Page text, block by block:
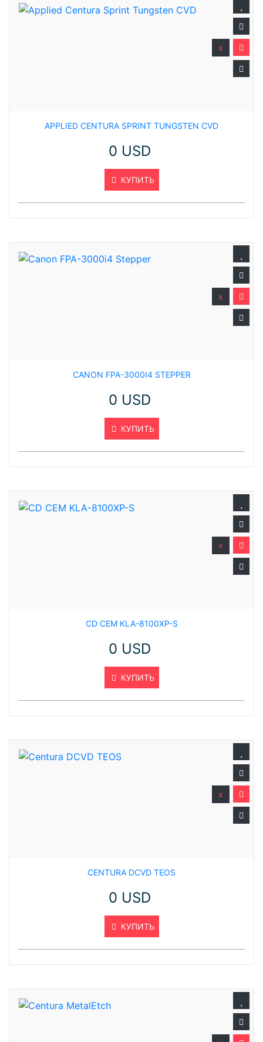
APPLIED CENTURA SPRINT TUNGSTEN CVD
0 USD
КУПИТЬ
x
CANON FPA-3000I4 STEPPER
0 USD
КУПИТЬ
x
CD CEM KLA-8100XP-S
0 USD
КУПИТЬ
x
CENTURA DCVD TEOS
0 USD
КУПИТЬ
x